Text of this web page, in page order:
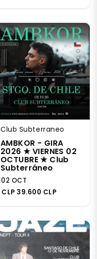
Club Subterraneo
AMBKOR - GIRA
2026 ★ VIERNES 02
OCTUBRE ★ Club
Subterráneo
02 OCT
CLP 39.600 CLP